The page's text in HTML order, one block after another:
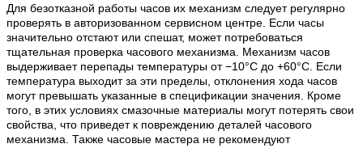
Для безотказной работы часов их механизм следует регулярно
проверять в авторизованном сервисном центре. Если часы
значительно отстают или спешат, может потребоваться
тщательная проверка часового механизма. Механизм часов
выдерживает перепады температуры от −10°C до +60°C. Если
температура выходит за эти пределы, отклонения хода часов
могут превышать указанные в спецификации значения. Кроме
того, в этих условиях смазочные материалы могут потерять свои
свойства, что приведет к повреждению деталей часового
механизма. Также часовые мастера не рекомендуют